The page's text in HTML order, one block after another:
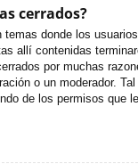
cerrados?
temas donde los
allí contenidas
por muchas
o un moderador.
de los permisos que